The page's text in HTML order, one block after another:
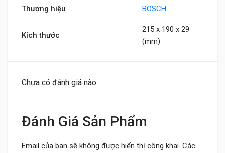
Thương hiệu BOSCH
Kích thước
215 x 190 x 29
(mm)
Chưa có đánh giá nào.
Đánh Giá Sản Phẩm
Email của bạn sẽ không được hiển thị công khai. Các